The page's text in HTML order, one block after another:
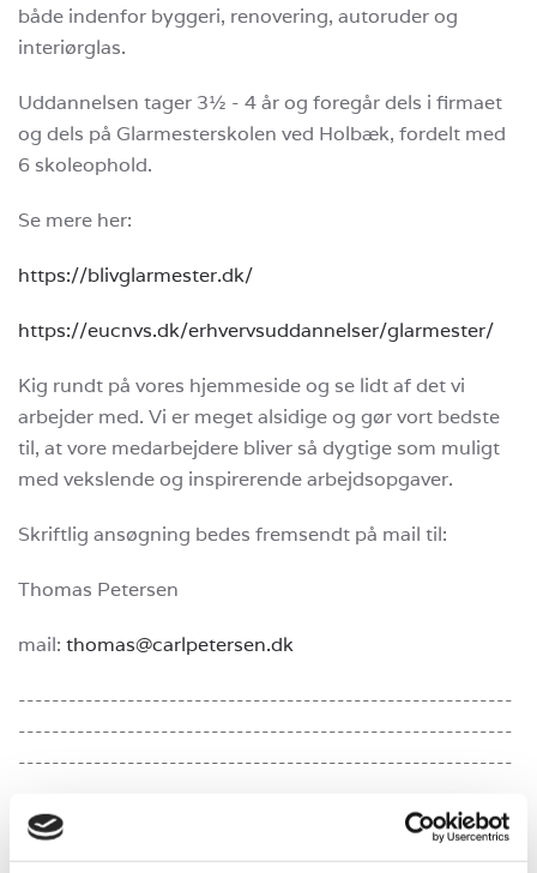
både indenfor byggeri, renovering, autoruder og
interiørglas.
Uddannelsen tager 3½ - 4 år og foregår dels i firmaet
og dels på Glarmesterskolen ved Holbæk, fordelt med
6 skoleophold.
Se mere her:
https://blivglarmester.dk/
https://eucnvs.dk/erhvervsuddannelser/glarmester/
Kig rundt på vores hjemmeside og se lidt af det vi
arbejder med. Vi er meget alsidige og gør vort bedste
til, at vore medarbejdere bliver så dygtige som muligt
med vekslende og inspirerende arbejdsopgaver.
Skriftlig ansøgning bedes fremsendt på mail til:
Thomas Petersen
mail: thomas@carlpetersen.dk
-----------------------------------------------------------
-----------------------------------------------------------
-----------------------------------------------------------
Carl Petersen & Søn A/S er én af Nordsjællands ældste